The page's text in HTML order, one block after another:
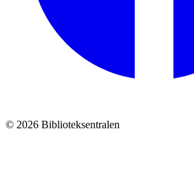
© 2026 Biblioteksentralen